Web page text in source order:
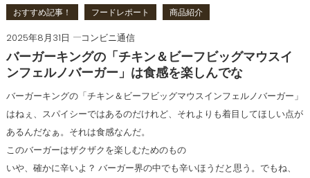
おすすめ記事！ フードレポート 商品紹介
2025年8月31日
コンビニ通信
バーガーキングの「チキン＆ビーフビッグマウスイ
ンフェルノバーガー」は食感を楽しんでな
バーガーキングの「チキン＆ビーフビッグマウスインフェルノバーガー」
はねぇ、スパイシーではあるのだけれど、それよりも着目してほしい点が
あるんだなぁ。それは食感なんだ。
このバーガーはザクザクを楽しむためのもの
いや、確かに辛いよ？ バーガー界の中でも辛いほうだと思う。でもね、